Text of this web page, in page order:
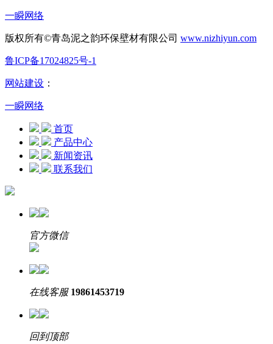
一瞬网络
版权所有©青岛泥之韵环保壁材有限公司 www.nizhiyun.com
鲁ICP备17024825号-1
网站建设 ：
一瞬网络
首页
产品中心
新闻资讯
联系我们
官方微信
在线客服 19861453719
回到顶部